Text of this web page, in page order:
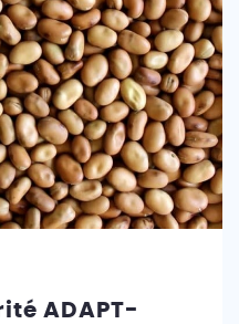
ADAPT-